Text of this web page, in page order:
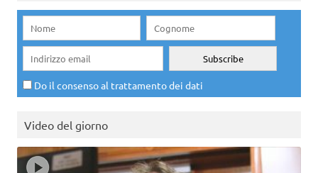
Do il consenso al trattamento dei dati
Video del giorno